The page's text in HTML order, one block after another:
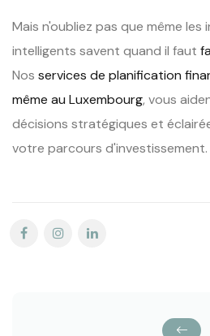
Mais n'oubliez pas que même les
intelligents savent quand il faut
Nos services de planification
même au Luxembourg, vous
décisions stratégiques et
votre parcours d'investissement.